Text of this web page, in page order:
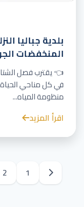
بلدية جباليا
المنخفضات
👈 يقترب فصل
منظومة المياه...
اقرأ المزيد
1
2